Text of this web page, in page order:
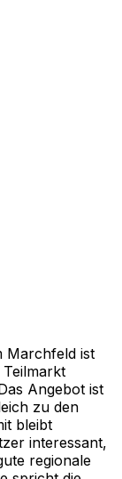
Marchfeld ist
Angebot ist
zu den
bleibt
interessant,
regionale